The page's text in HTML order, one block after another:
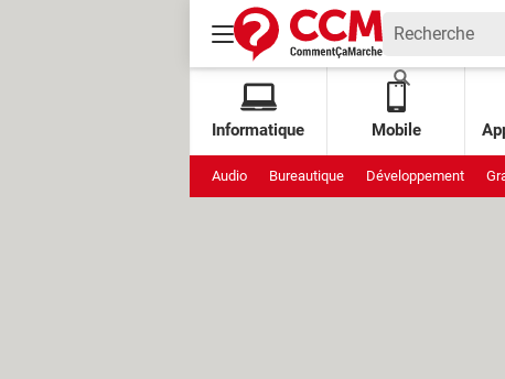
Informatique Mobile
Audio Bureautique Développement